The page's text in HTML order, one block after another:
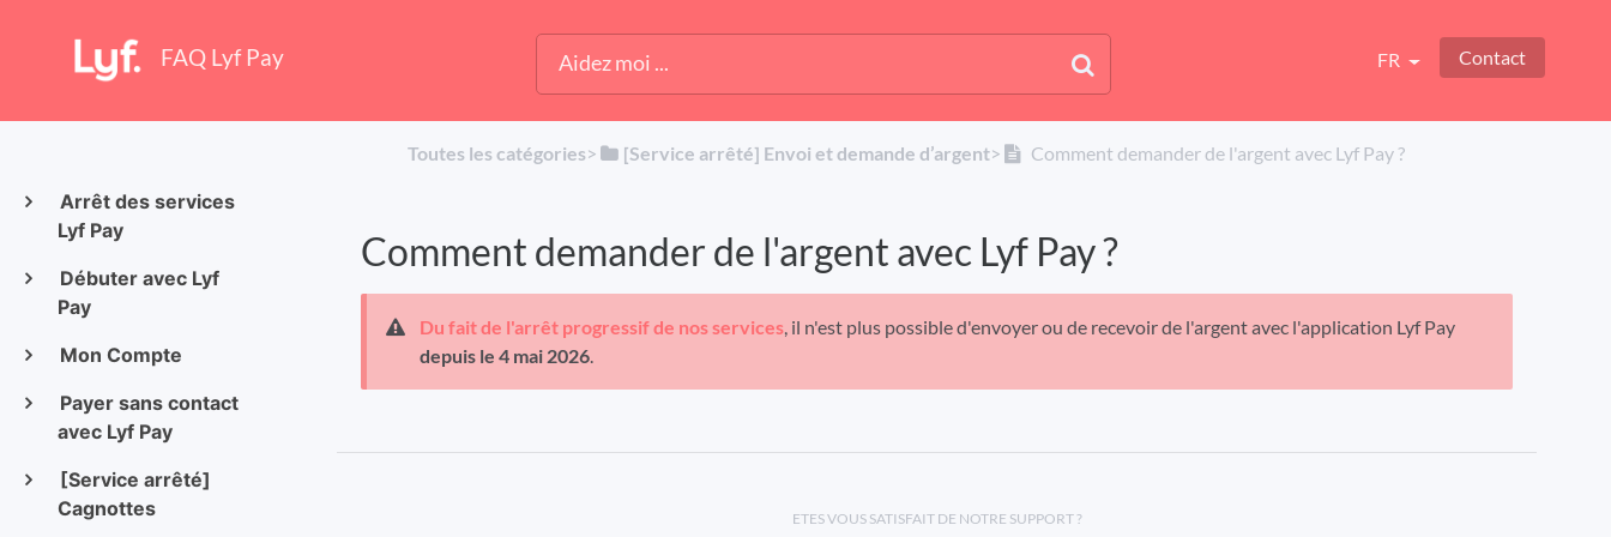
FAQ Lyf Pay FR Contact
Arrêt des services
Lyf Pay
Débuter avec Lyf
Pay
Mon Compte
Payer sans contact
avec Lyf Pay
[Service arrêté]
Cagnottes
Toutes les catégories​>​ ​[Service arrêté] Envoi et demande d’argent​>​ Comment demander de l'argent avec Lyf Pay ?
Comment demander de l'argent avec Lyf Pay ?
Du fait de l'arrêt progressif de nos services, il n'est plus possible d'envoyer ou de recevoir de l'argent avec l'application Lyf Pay
depuis le 4 mai 2026.
ETES VOUS SATISFAIT DE NOTRE SUPPORT ?